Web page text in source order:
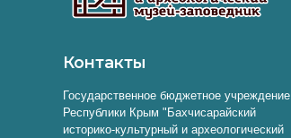
Контакты
Государственное бюджетное учреждение
Республики Крым "Бахчисарайский
историко-культурный и археологический